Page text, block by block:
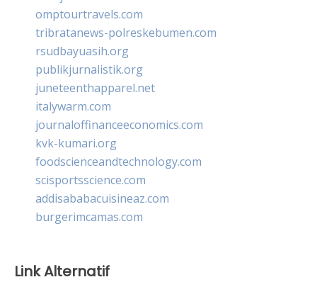
omptourtravels.com
tribratanews-polreskebumen.com
rsudbayuasih.org
publikjurnalistik.org
juneteenthapparel.net
italywarm.com
journaloffinanceeconomics.com
kvk-kumari.org
foodscienceandtechnology.com
scisportsscience.com
addisababacuisineaz.com
burgerimcamas.com
Link Alternatif